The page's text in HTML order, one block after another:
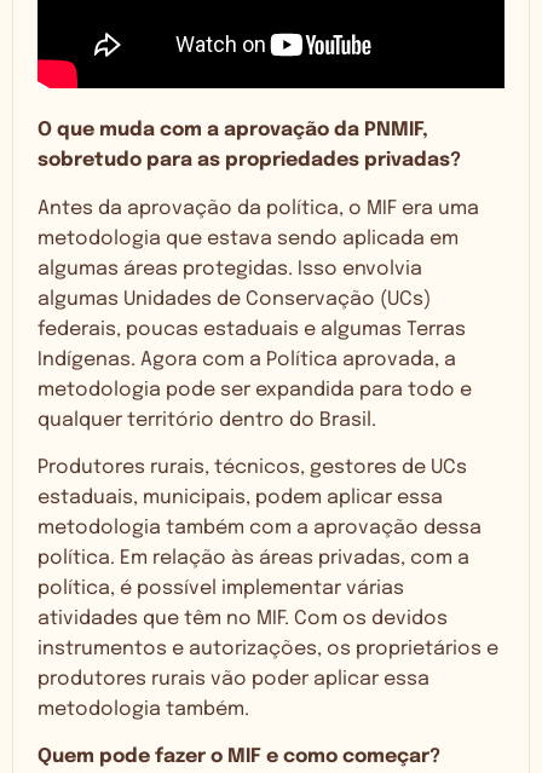
O que muda com a aprovação da PNMIF,
sobretudo para as propriedades privadas?
Antes da aprovação da política, o MIF era uma
metodologia que estava sendo aplicada em
algumas áreas protegidas. Isso envolvia
algumas Unidades de Conservação (UCs)
federais, poucas estaduais e algumas Terras
Indígenas. Agora com a Política aprovada, a
metodologia pode ser expandida para todo e
qualquer território dentro do Brasil.
Produtores rurais, técnicos, gestores de UCs
estaduais, municipais, podem aplicar essa
metodologia também com a aprovação dessa
política. Em relação às áreas privadas, com a
política, é possível implementar várias
atividades que têm no MIF. Com os devidos
instrumentos e autorizações, os proprietários e
produtores rurais vão poder aplicar essa
metodologia também.
Quem pode fazer o MIF e como começar?